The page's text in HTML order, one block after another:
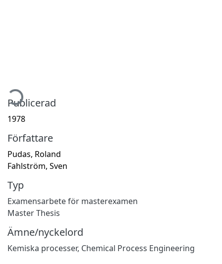
Publicerad
1978
Författare
Pudas, Roland
Fahlström, Sven
Typ
Examensarbete för masterexamen
Master Thesis
Ämne/nyckelord
Kemiska processer, Chemical Process Engineering